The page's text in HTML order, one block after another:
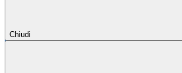
Chiudi